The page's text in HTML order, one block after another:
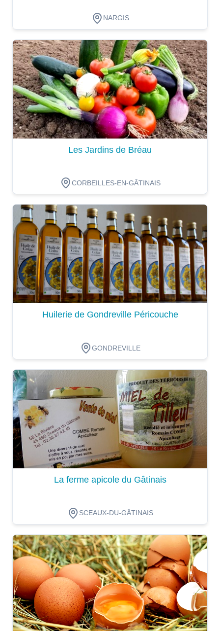
NARGIS
Dégustation
Les Jardins de Bréau
CORBEILLES-EN-GÂTINAIS
Dégustation
Huilerie de Gondreville Péricouche
GONDREVILLE
Dégustation
La ferme apicole du Gâtinais
SCEAUX-DU-GÂTINAIS
Dégustation